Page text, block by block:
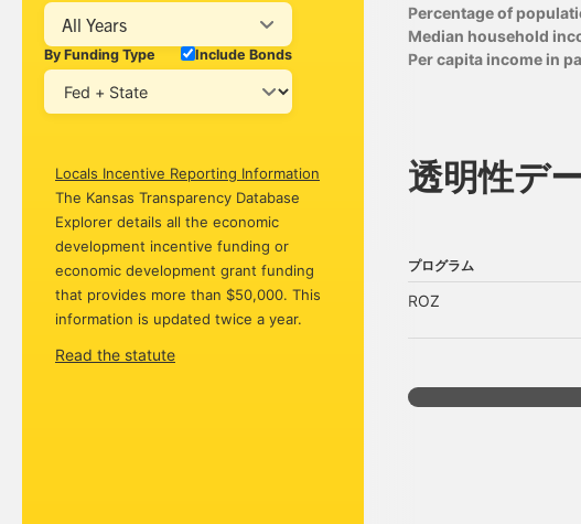
All Years
By Funding Type Include Bonds
Locals Incentive Reporting Information
The Kansas Transparency Database
Explorer details all the economic
development incentive funding or
economic development grant funding
that provides more than $50,000. This
information is updated twice a year.
Read the statute
Percentage of
Median household
Per capita income in
透明性デ
プログラム
ROZ